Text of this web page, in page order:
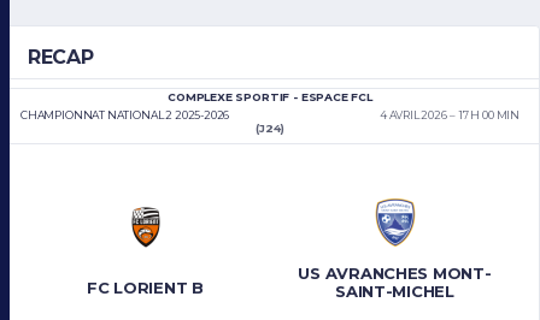
RECAP
CHAMPIONNAT NATIONAL 2 2025-2026
COMPLEXE SPORTIF - ESPACE FCL
4 AVRIL 2026
17 H 00 MIN
(J24)
FC LORIENT B
US AVRANCHES MONT-
SAINT-MICHEL